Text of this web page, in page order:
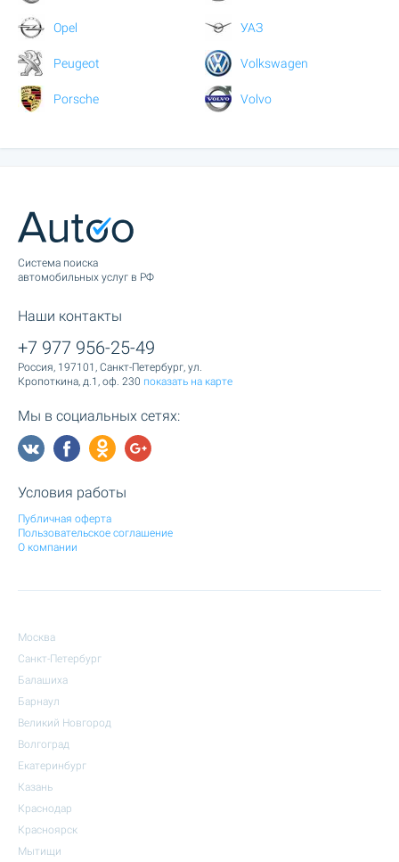
Opel
Peugeot
Porsche
УАЗ
Volkswagen
Volvo
Cистема поиска
автомобильных услуг в РФ
Наши контакты
+7 977 956-25-49
Россия, 197101, Санкт-Петербург, ул.
Кропоткина, д.1, оф. 230 показать на карте
Мы в социальных сетях:
Условия работы
Публичная оферта
Пользовательское соглашение
О компании
Москва
Санкт-Петербург
Балашиха
Барнаул
Великий Новгород
Волгоград
Екатеринбург
Казань
Краснодар
Красноярск
Мытищи